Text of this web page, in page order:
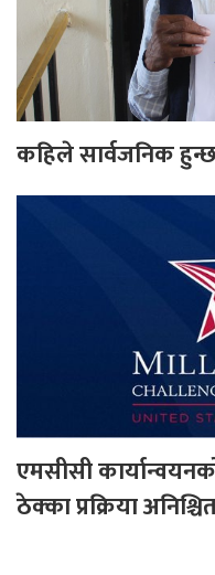
कहिले सार्वजनिक
एमसीसी
ठेक्का प्रक्रिया